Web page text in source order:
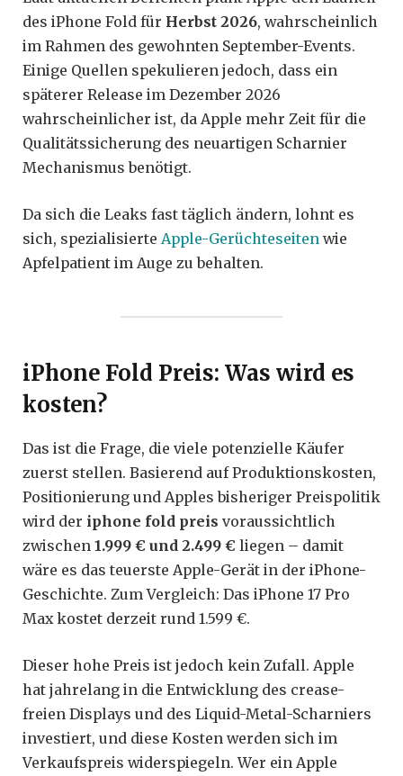
des iPhone Fold für Herbst 2026, wahrscheinlich
im Rahmen des gewohnten September-Events.
Einige Quellen spekulieren jedoch, dass ein
späterer Release im Dezember 2026
wahrscheinlicher ist, da Apple mehr Zeit für die
Qualitätssicherung des neuartigen Scharnier
Mechanismus benötigt.
Da sich die Leaks fast täglich ändern, lohnt es
sich, spezialisierte Apple-Gerüchteseiten wie
Apfelpatient im Auge zu behalten.
iPhone Fold Preis: Was wird es
kosten?
Das ist die Frage, die viele potenzielle Käufer
zuerst stellen. Basierend auf Produktionskosten,
Positionierung und Apples bisheriger Preispolitik
wird der iphone fold preis voraussichtlich
zwischen 1.999 € und 2.499 € liegen – damit
wäre es das teuerste Apple-Gerät in der iPhone-
Geschichte. Zum Vergleich: Das iPhone 17 Pro
Max kostet derzeit rund 1.599 €.
Dieser hohe Preis ist jedoch kein Zufall. Apple
hat jahrelang in die Entwicklung des crease-
freien Displays und des Liquid-Metal-Scharniers
investiert, und diese Kosten werden sich im
Verkaufspreis widerspiegeln. Wer ein Apple